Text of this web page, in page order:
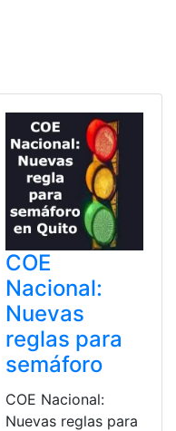
COE
Nacional:
Nuevas
reglas para
semáforo
COE Nacional:
Nuevas reglas para